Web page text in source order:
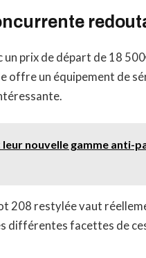
un prix de départ de 18
offre un équipement de
nouvelle gamme anti-
208 restylée vaut
différentes facettes de